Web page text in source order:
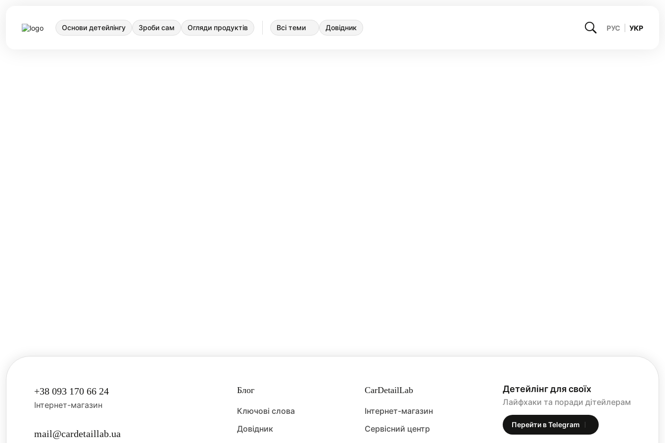
Основи детейлінгу Зроби сам Огляди продуктів Всі теми Довідник РУС УКР
+38 093 170 66 24
Інтернет-магазин
mail@cardetaillab.ua
Блог
Ключові слова
Довідник
CarDetailLab
Інтернет-магазин
Сервісний центр
Детейлінг для своїх
Лайфхаки та поради дітейлерам
Перейти в Telegram